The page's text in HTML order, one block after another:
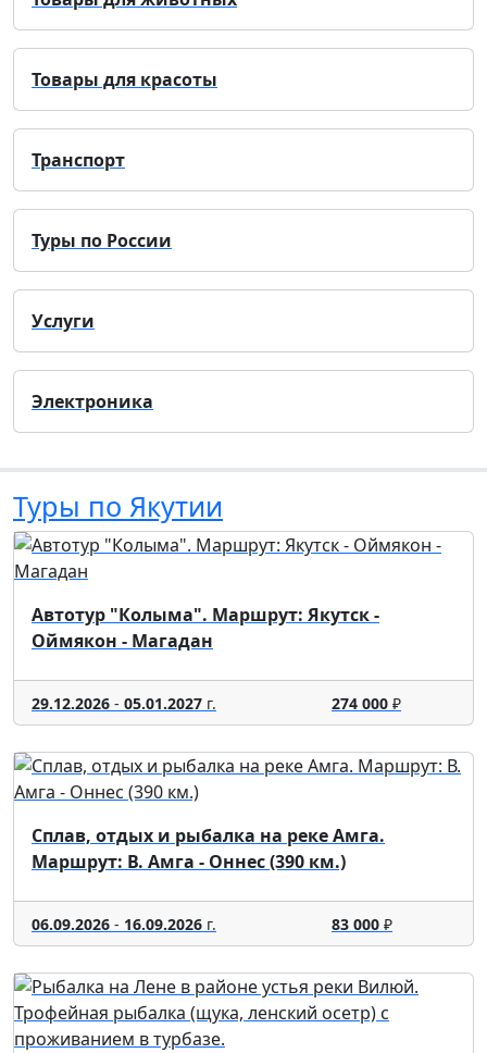
Товары для красоты
Транспорт
Туры по России
Услуги
Электроника
Туры по Якутии
Автотур "Колыма". Маршрут: Якутск -
Оймякон - Магадан
29.12.2026 - 05.01.2027 г. 274 000₽
Сплав, отдых и рыбалка на реке Амга.
Маршрут: В. Амга - Оннес (390 км.)
06.09.2026 - 16.09.2026 г. 83 000₽